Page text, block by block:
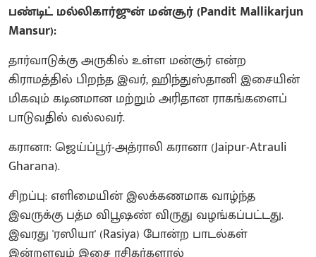
பண்டிட் மல்லிகார்ஜுன் மன்சூர் (Pandit Mallikarjun
Mansur):
தார்வாடுக்கு அருகில் உள்ள மன்சூர் என்ற
கிராமத்தில் பிறந்த இவர், ஹிந்துஸ்தானி இசையின்
மிகவும் கடினமான மற்றும் அரிதான ராகங்களைப்
பாடுவதில் வல்லவர்.
கரானா: ஜெய்ப்பூர்-அத்ராலி கரானா (Jaipur-Atrauli
Gharana).
சிறப்பு: எளிமையின் இலக்கணமாக வாழ்ந்த
இவருக்கு பத்ம விபூஷண் விருது வழங்கப்பட்டது.
இவரது 'ரஸியா' (Rasiya) போன்ற பாடல்கள்